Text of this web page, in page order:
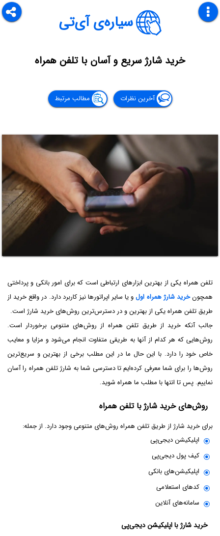
سیاره‌ی آی‌تی
خرید شارژ سریع و آسان با تلفن همراه
آخرین نظرات مطالب مرتبط
تلفن همراه یکی از بهترین ابزارهای ارتباطی است که برای امور بانکی و پرداختی
همچونخرید شارژ همراه اولو یا سایر اپراتورها نیز کاربرد دارد. در واقع خرید از
طریق تلفن همراه یکی از بهترین و در دسترس‌ترین روش‌های خرید شارژ است.
جالب آنکه خرید از طریق تلفن همراه از روش‌های متنوعی برخوردار است.
روش‌هایی که هر کدام از آنها به طریقی متفاوت انجام می‌شود و مزایا و معایب
خاص خود را دارد. با این حال ما در این مطلب برخی از بهترین و سریع‌ترین
روش‌ها را برای شما معرفی کرده‌ایم تا دسترسی شما به شارژ تلفن همراه را آسان
نماییم. پس تا انتها با مطلب ما همراه شوید.
روش‌های خرید شارژ با تلفن همراه
برای خرید شارژ از طریق تلفن همراه روش‌های متنوعی وجود دارد. از جمله:
اپلیکیشن دیجی‌پی
کیف پول دیجی‌پی
اپلیکیشن‌های بانکی
کدهای استعلامی
سامانه‌های آنلاین
خرید شارژ با اپلیکیشن دیجی‌پی